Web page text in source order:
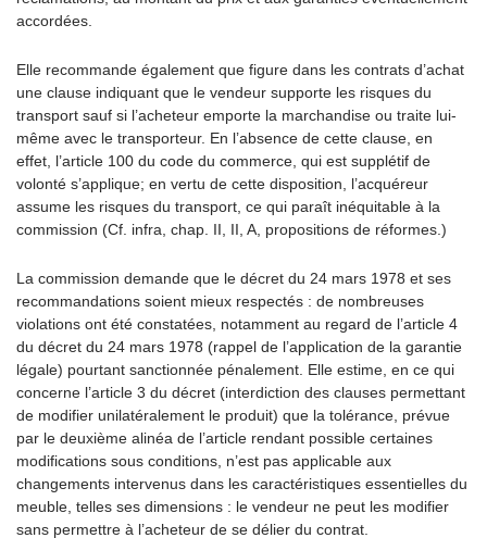
accordées.
Elle recommande également que figure dans les contrats d’achat
une clause indiquant que le vendeur supporte les risques du
transport sauf si l’acheteur emporte la marchandise ou traite lui-
même avec le transporteur. En l’absence de cette clause, en
effet, l’article 100 du code du commerce, qui est supplétif de
volonté s’applique; en vertu de cette disposition, l’acquéreur
assume les risques du transport, ce qui paraît inéquitable à la
commission (Cf. infra, chap. II, II, A, propositions de réformes.)
La commission demande que le décret du 24 mars 1978 et ses
recommandations soient mieux respectés : de nombreuses
violations ont été constatées, notamment au regard de l’article 4
du décret du 24 mars 1978 (rappel de l’application de la garantie
légale) pourtant sanctionnée pénalement. Elle estime, en ce qui
concerne l’article 3 du décret (interdiction des clauses permettant
de modifier unilatéralement le produit) que la tolérance, prévue
par le deuxième alinéa de l’article rendant possible certaines
modifications sous conditions, n’est pas applicable aux
changements intervenus dans les caractéristiques essentielles du
meuble, telles ses dimensions : le vendeur ne peut les modifier
sans permettre à l’acheteur de se délier du contrat.